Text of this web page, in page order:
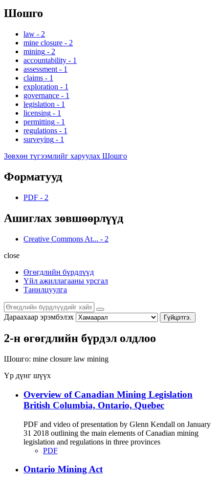
Шошго
law - 2
mine closure - 2
mining - 2
accountability - 1
assessment - 1
claims - 1
exploration - 1
governance - 1
legislation - 1
licensing - 1
permitting - 1
regulations - 1
surveying - 1
Зөвхөн түгээмлийг харуулах Шошго
Форматууд
PDF - 2
Ашиглах зөвшөөрлүүд
Creative Commons At... - 2
close
Өгөгдлийн бүрдлүүд
Үйл ажиллагааны урсгал
Танилцуулга
Дараахаар эрэмбэлэх Гүйцэтгэ.
2-н өгөгдлийн бүрдэл олдлоо
Шошго: mine closure law mining
Үр дүнг шүүх
Overview of Canadian Mining Legislation
British Columbia, Ontario, Quebec
PDF and video of presentation by Glenn Kendall on January
31 2018 outlining the main elements of Canadian mining
legislation and regulations in three provinces
PDF
Ontario Mining Act